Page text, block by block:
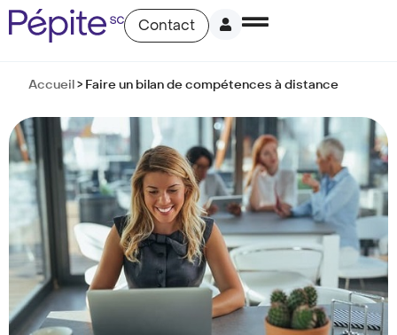
Contact
Accueil> Faire un bilan de compétences à distance